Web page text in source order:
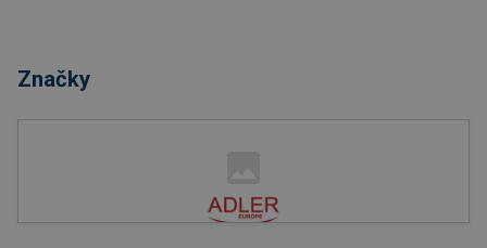
Značky